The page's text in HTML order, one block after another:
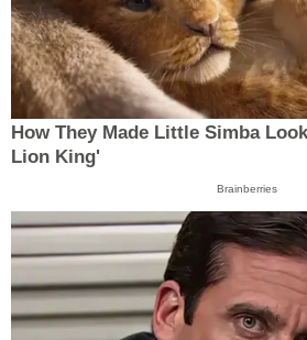
How They Made Little Simba
Lion King'
Brainberries